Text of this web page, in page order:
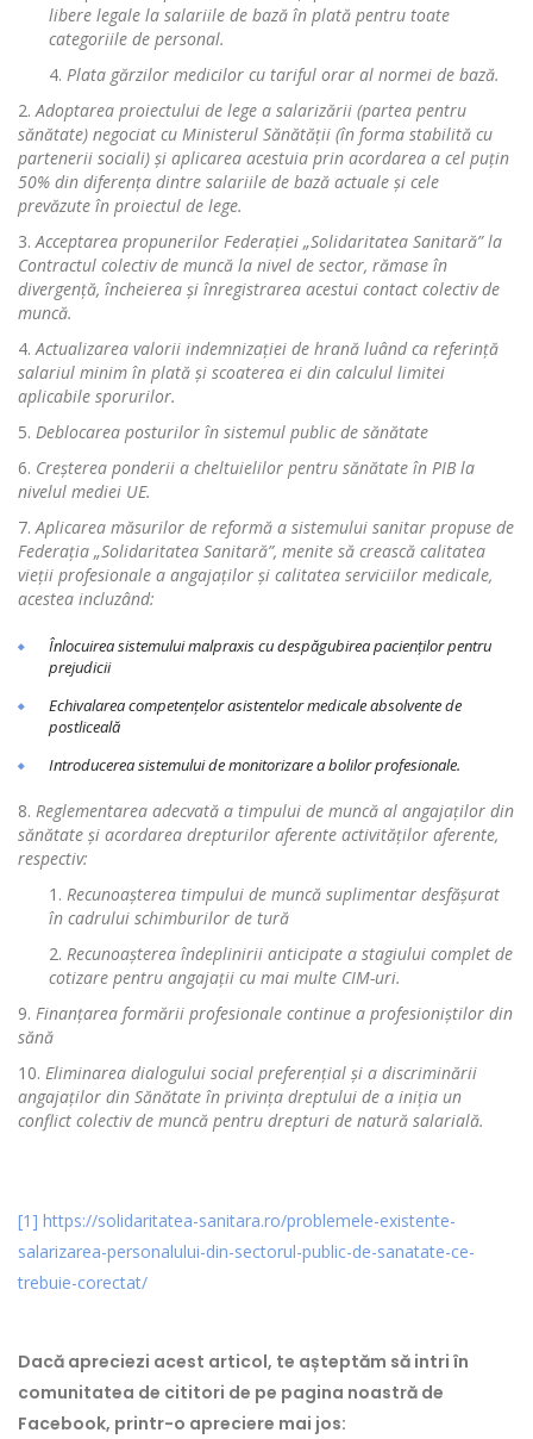
libere legale la salariile de bază în plată pentru toate
categoriile de personal.
Plata gărzilor medicilor cu tariful orar al normei de bază.
Adoptarea proiectului de lege a salarizării (partea pentru
sănătate) negociat cu Ministerul Sănătății (în forma stabilită cu
partenerii sociali) și aplicarea acestuia prin acordarea a cel puțin
50% din diferența dintre salariile de bază actuale și cele
prevăzute în proiectul de lege.
Acceptarea propunerilor Federației „Solidaritatea Sanitară”la
Contractul colectiv de muncă la nivel de sector, rămase în
divergență, încheierea și înregistrarea acestui contact colectiv de
muncă.
Actualizarea valorii indemnizației de hrană luând ca referință
salariul minim în plată și scoaterea ei din calculul limitei
aplicabile sporurilor.
Deblocarea posturilor în sistemul public de sănătate
Creșterea ponderii a cheltuielilor pentru sănătate în PIB la
nivelul mediei UE.
Aplicarea măsurilor de reformă a sistemului sanitar propuse de
Federația „Solidaritatea Sanitară”, menite să crească calitatea
vieții profesionale a angajaților și calitatea serviciilor medicale,
acestea incluzând:
Înlocuirea sistemului malpraxis cu despăgubirea pacienților pentru
prejudicii
Echivalarea competențelor asistentelor medicale absolvente de
postliceală
Introducerea sistemului de monitorizare a bolilor profesionale.
Reglementarea adecvată a timpului de muncă al angajaților din
sănătate și acordarea drepturilor aferente activităților aferente,
respectiv:
Recunoașterea timpului de muncă suplimentar desfășurat
în cadrului schimburilor de tură
Recunoașterea îndeplinirii anticipate a stagiului complet de
cotizare pentru angajații cu mai multe CIM-uri.
Finanțarea formării profesionale continue a profesioniștilor din
sănă
Eliminarea dialogului social preferențial și a discriminării
angajaților din Sănătate în privința dreptului de a iniția un
conflict colectiv de muncă pentru drepturi de natură salarială.
[1] https://solidaritatea-sanitara.ro/problemele-existente-
salarizarea-personalului-din-sectorul-public-de-sanatate-ce-
trebuie-corectat/
Dacă apreciezi acest articol, te așteptăm să intri în
comunitatea de cititori de pe pagina noastră de
Facebook, printr-o apreciere mai jos: